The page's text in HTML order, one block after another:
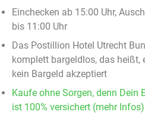
Einchecken ab 15:00 Uhr,
bis 11:00 Uhr
Das Postillion Hotel Utrecht
komplett bargeldlos, das heißt,
kein Bargeld akzeptiert
Kaufe ohne Sorgen, denn Dein
ist 100% versichert (mehr Infos)